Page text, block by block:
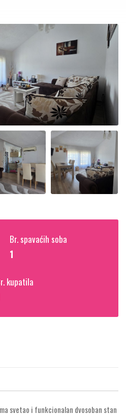
Br. spavaćih soba
1
kupatila
svetao i funkcionalan dvosoban stan